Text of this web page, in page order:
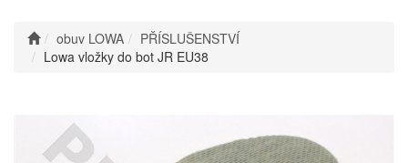
obuv LOWA
PŘÍSLUŠENSTVÍ
Lowa vložky do bot JR EU38